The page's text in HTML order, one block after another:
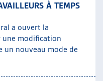
À TEMPS
a ouvert la
une modification
un nouveau mode de